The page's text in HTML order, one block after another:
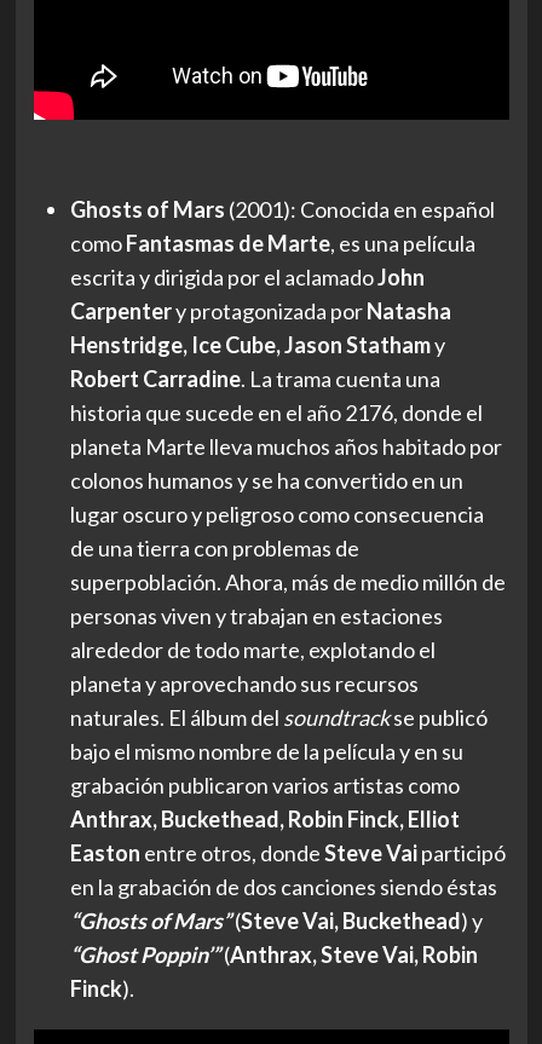
Ghosts of Mars (2001): Conocida en español
comoFantasmas de Marte, es una película
escrita y dirigida por el aclamadoJohn
Carpentery protagonizada porNatasha
Henstridge, Ice Cube, Jason Stathamy
Robert Carradine. La trama cuenta una
historia que sucede en el año 2176, donde el
planeta Marte lleva muchos años habitado por
colonos humanos y se ha convertido en un
lugar oscuro y peligroso como consecuencia
de una tierra con problemas de
superpoblación. Ahora, más de medio millón de
personas viven y trabajan en estaciones
alrededor de todo marte, explotando el
planeta y aprovechando sus recursos
naturales. El álbum del soundtrackse publicó
bajo el mismo nombre de la película y en su
grabación publicaron varios artistas como
Anthrax, Buckethead, Robin Finck, Elliot
Easton entre otros, dondeSteve Vaiparticipó
en la grabación de dos canciones siendo éstas
“Ghosts of Mars”(Steve Vai, Buckethead) y
“Ghost Poppin’”(Anthrax, Steve Vai, Robin
Finck).